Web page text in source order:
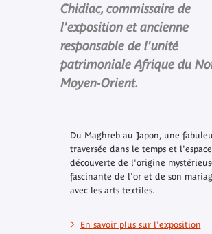
Chidiac, commissaire de
l'exposition et ancienne
responsable de l'unité
patrimoniale Afrique du
Moyen-Orient.
Du Maghreb au Japon, une
traversée dans le temps et
découverte de l'origine
fascinante de l'or et de son
avec les arts textiles.
En savoir plus sur l'exposition